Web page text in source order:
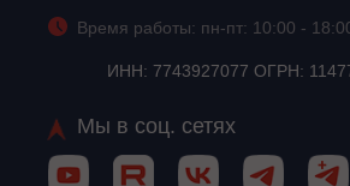
Время работы: пн-пт: 10:00 -
ИНН: 7743927077 ОГРН:
Мы в соц. сетях